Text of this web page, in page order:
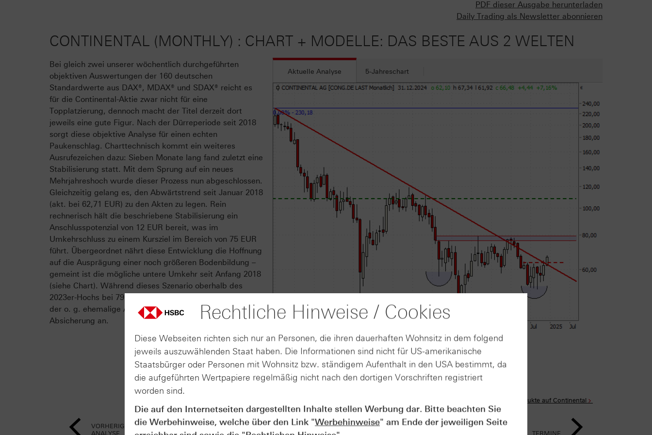
PDF dieser Ausgabe herunterladen
Daily Trading als Newsletter abonnieren
CONTINENTAL (MONTHLY) : CHART + MODELLE: DAS BESTE AUS 2 WELTEN
Aktuelle Analyse 5-Jahreschart
Quelle: Refinitiv, tradesignal² / 5-Jahreschart im Anhang
Bei gleich zwei unserer wöchentlich durchgeführten
objektiven Auswertungen der 160 deutschen
Standardwerte aus DAX®, MDAX® und SDAX® reicht es
für die Continental-Aktie zwar nicht für eine
Topplatzierung, dennoch macht der Titel derzeit dort
jeweils eine gute Figur. Nach der Dürreperiode seit 2018
sorgt diese objektive Analyse für einen echten
Paukenschlag. Charttechnisch kommt ein weiteres
Ausrufezeichen dazu: Sieben Monate lang fand zuletzt eine
Stabilisierung statt. Mit dem Sprung auf ein neues
Mehrjahreshoch wurde dieser Prozess nun abgeschlossen.
Gleichzeitig gelang es, den Abwärtstrend seit Januar 2018
(akt. bei 62,71 EUR) zu den Akten zu legen. Rein
rechnerisch hält die beschriebene Stabilisierung ein
Anschlusspotenzial von 12 EUR bereit, was im
Umkehrschluss zu einem Kursziel im Bereich von 75 EUR
führt. Übergeordnet nährt diese Entwicklung die Hoffnung
auf die Ausprägung einer noch größeren Bodenbildung –
gemeint ist die mögliche untere Umkehr seit Anfang 2018
(siehe Chart). Während dieses Szenario oberhalb des
2023er-Hochs bei 79,24 EUR Realität würde, bietet sich
der o. g. ehemalige Abwärtstrend als strategische
Absicherung an.
Alle Produkte auf Continental
VORHERIGE
ANALYSE
TERMINE
Rechtliche Hinweise / Cookies
Diese Webseiten richten sich nur an Personen, die ihren dauerhaften Wohnsitz in dem folgend
jeweils auszuwählenden Staat haben. Die Informationen sind nicht für US-amerikanische
Staatsbürger oder Personen mit Wohnsitz bzw. ständigem Aufenthalt in den USA bestimmt, da
die aufgeführten Wertpapiere regelmäßig nicht nach den dortigen Vorschriften registriert
worden sind.
Die auf den Internetseiten dargestellten Inhalte stellen Werbung dar. Bitte beachten Sie
die Werbehinweise, welche über den Link "Werbehinweise" am Ende der jeweiligen Seite